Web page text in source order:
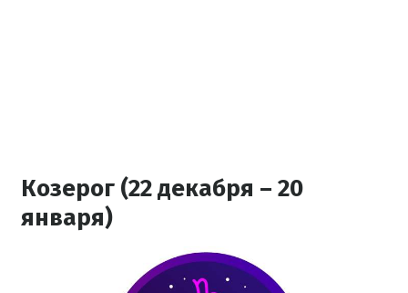
Козерог (22 декабря – 20
января)